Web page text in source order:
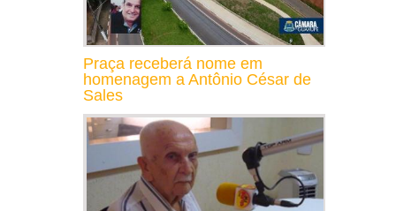
Praça receberá nome em
homenagem a Antônio César de
Sales